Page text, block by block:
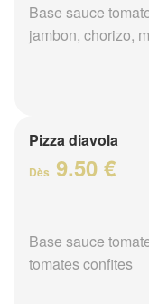
Base sauce
jambon, chorizo,
Pizza diavola
Dès 9.50 €
Base sauce
tomates confites